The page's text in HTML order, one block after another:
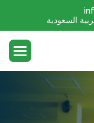
السعودية